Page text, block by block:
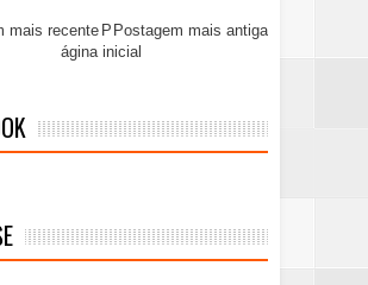
mais recente Postagem mais antiga
P
ágina inicial